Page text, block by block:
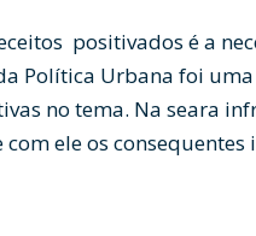
positivados é a
Política Urbana foi
no tema. Na seara
ele os